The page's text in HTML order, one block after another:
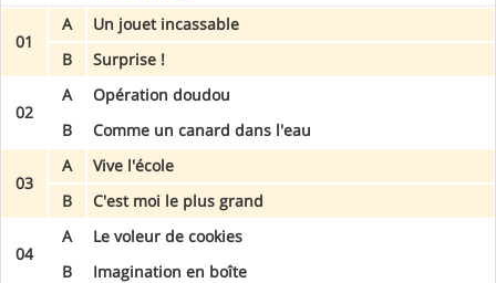
01
A
Un jouet incassable
B
Surprise !
02
A
Opération doudou
B
Comme un canard dans l'eau
03
A
Vive l'école
B
C'est moi le plus grand
04
A
Le voleur de cookies
B
Imagination en boîte